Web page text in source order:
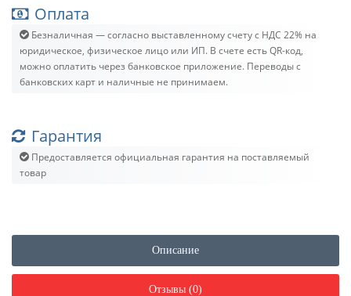
Оплата
Безналичная — согласно выставленному счету c НДС 22% на
юридическое, физическое лицо или ИП. В счете есть QR-код,
можно оплатить через банковское приложение. Переводы с
банковских карт и наличные не принимаем.
Гарантия
Предоставляется официальная гарантия на поставляемый
товар
Описание
Отзывы (0)